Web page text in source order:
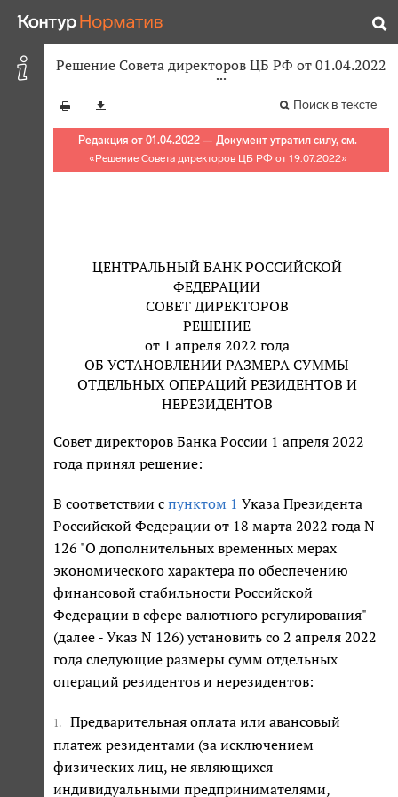
Решение Совета директоров ЦБ РФ от 01.04.2022
Поиск в тексте
Редакция от 01.04.2022 — Документ утратил силу, см.
«Решение Совета директоров ЦБ РФ от 19.07.2022»
ЦЕНТРАЛЬНЫЙ БАНК РОССИЙСКОЙ
ФЕДЕРАЦИИ
СОВЕТ ДИРЕКТОРОВ
РЕШЕНИЕ
от 1 апреля 2022 года
ОБ УСТАНОВЛЕНИИ РАЗМЕРА СУММЫ
ОТДЕЛЬНЫХ ОПЕРАЦИЙ РЕЗИДЕНТОВ И
НЕРЕЗИДЕНТОВ
Совет директоров Банка России 1 апреля 2022
года принял решение:
В соответствии с пунктом 1 Указа Президента
Российской Федерации от 18 марта 2022 года N
126 "О дополнительных временных мерах
экономического характера по обеспечению
финансовой стабильности Российской
Федерации в сфере валютного регулирования"
(далее - Указ N 126) установить со 2 апреля 2022
года следующие размеры сумм отдельных
операций резидентов и нерезидентов:
1.
Предварительная оплата или авансовый
платеж резидентами (за исключением
физических лиц, не являющихся
индивидуальными предпринимателями,